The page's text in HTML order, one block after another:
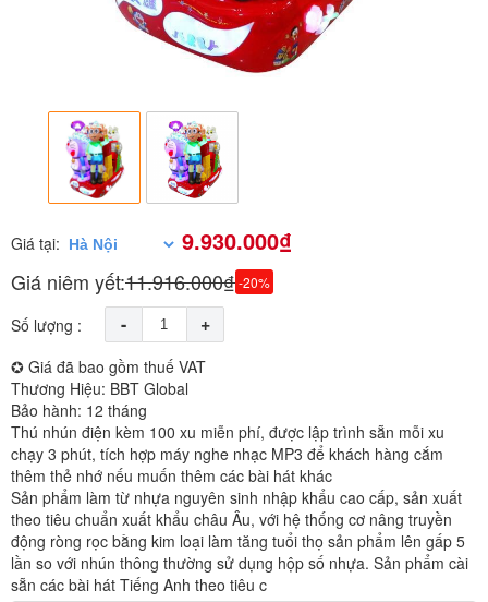
Giá tại: 9.930.000₫
Giá niêm yết:11.916.000₫-20%
Số lượng : - +
✪ Giá đã bao gồm thuế VAT
Thương Hiệu: BBT Global
Bảo hành: 12 tháng
Thú nhún điện kèm 100 xu miễn phí, được lập trình sẵn mỗi xu
chạy 3 phút, tích hợp máy nghe nhạc MP3 để khách hàng cắm
thêm thẻ nhớ nếu muốn thêm các bài hát khác
Sản phẩm làm từ nhựa nguyên sinh nhập khẩu cao cấp, sản xuất
theo tiêu chuẩn xuất khẩu châu Âu, với hệ thống cơ nâng truyền
động ròng rọc bằng kim loại làm tăng tuổi thọ sản phẩm lên gấp 5
lần so với nhún thông thường sử dụng hộp số nhựa. Sản phẩm cài
sẵn các bài hát Tiếng Anh theo tiêu c